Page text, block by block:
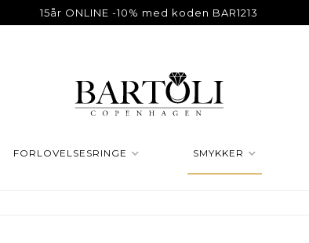
15år ONLINE -10% med koden BAR1213
FORLOVELSESRINGE SMYKKER